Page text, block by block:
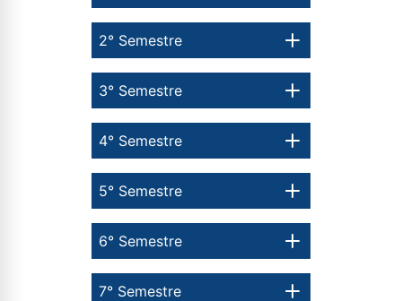
7° Semestre
6° Semestre
5° Semestre
4° Semestre
3° Semestre
2° Semestre